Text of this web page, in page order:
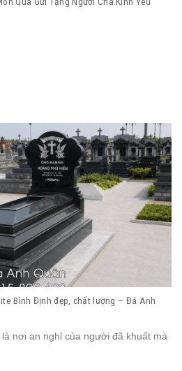
Bình Định đẹp, chất lượng – Đá Anh
nơi an nghỉ của người đã khuất mà